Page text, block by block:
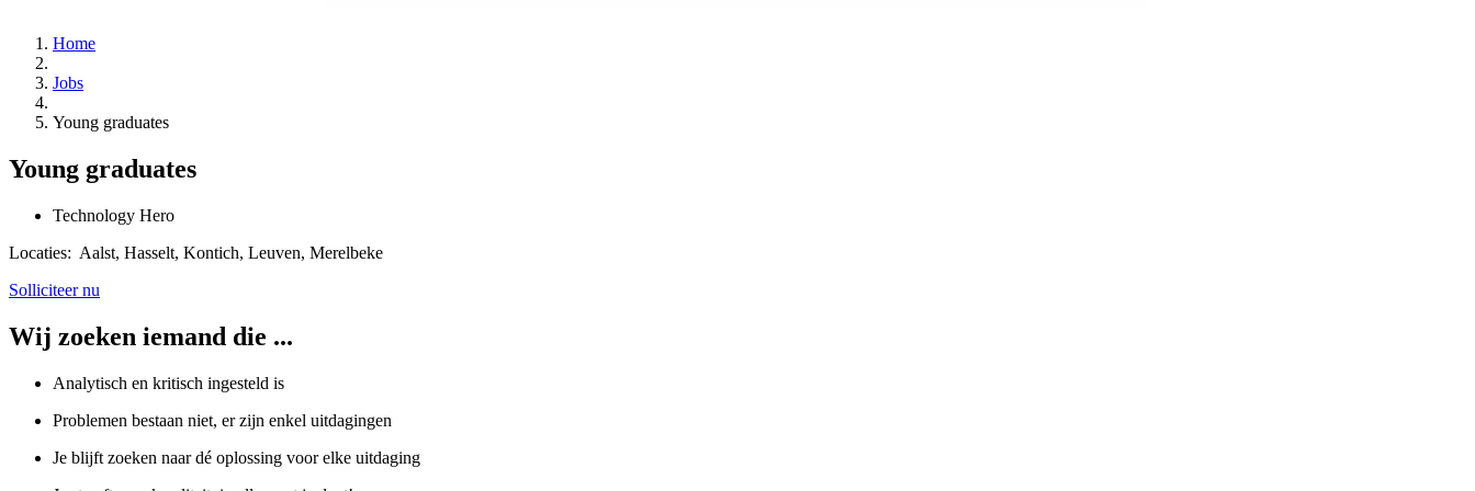
Home
Jobs
Young graduates
Young graduates
Technology Hero
Locaties: Aalst, Hasselt, Kontich, Leuven, Merelbeke
Solliciteer nu
Wij zoeken iemand die ...
Analytisch en kritisch ingesteld is
Problemen bestaan niet, er zijn enkel uitdagingen
Je blijft zoeken naar dé oplossing voor elke uitdaging